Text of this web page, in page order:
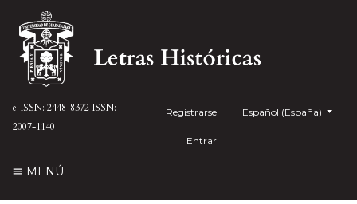
e-ISSN: 2448-8372 ISSN:
2007-1140
Registrarse
Entrar
Español (España)
MENÚ